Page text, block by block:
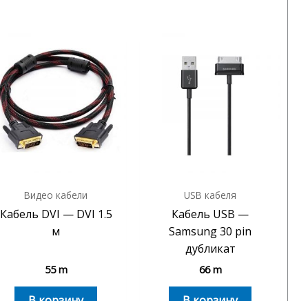
Видео кабели
Кабель DVI — DVI 1.5
м
55m
USB кабеля
Кабель USB —
Samsung 30 pin
дубликат
66m